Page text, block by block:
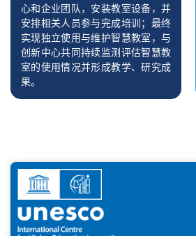
心和企业团队，安装教室设备，并
安排相关人员参与完成培训；最终
实现独立使用与维护智慧教室，与
创新中心共同持续监测评估智慧教
室的使用情况并形成教学、研究成
果。